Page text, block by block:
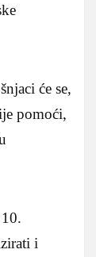
će se,
pomoći,
i